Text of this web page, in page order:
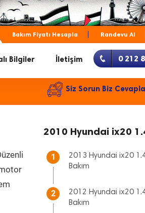
Bakım Fiyatı Hesapla Randevu Al
Bilgiler İletişim 0 212
Siz Sorun Biz
2010 Hyundai ix20
1
2013 Hyundai ix20
Bakım
2
2012 Hyundai ix20
Bakım